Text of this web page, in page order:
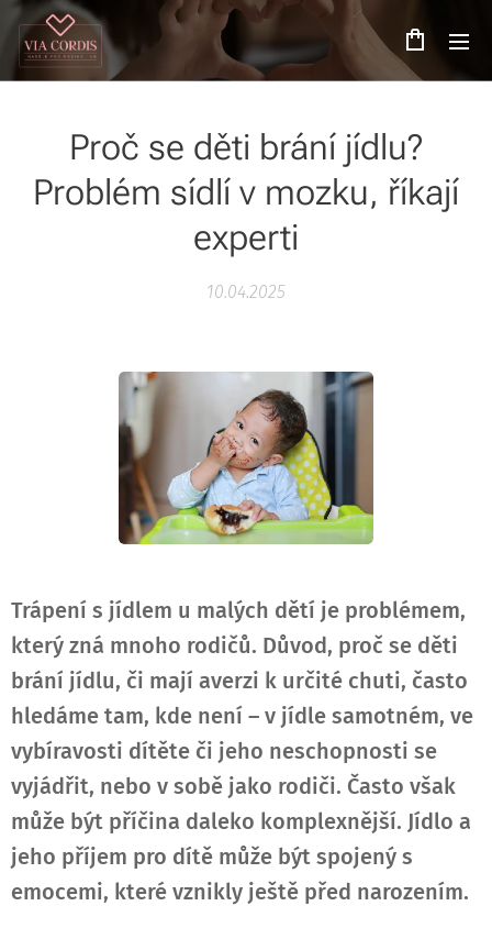
Proč se děti brání jídlu?
Problém sídlí v mozku, říkají
experti
10.04.2025
Trápení s jídlem u malých dětí je problémem,
který zná mnoho rodičů. Důvod, proč se děti
brání jídlu, či mají averzi k určité chuti, často
hledáme tam, kde není – v jídle samotném, ve
vybíravosti dítěte či jeho neschopnosti se
vyjádřit, nebo v sobě jako rodiči. Často však
může být příčina daleko komplexnější. Jídlo a
jeho příjem pro dítě může být spojený s
emocemi, které vznikly ještě před narozením.